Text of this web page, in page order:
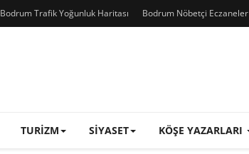
Bodrum Trafik Yoğunluk Haritası Bodrum Nöbetçi Eczaneler
TURIZM SIYASET KÖŞE YAZARLARI